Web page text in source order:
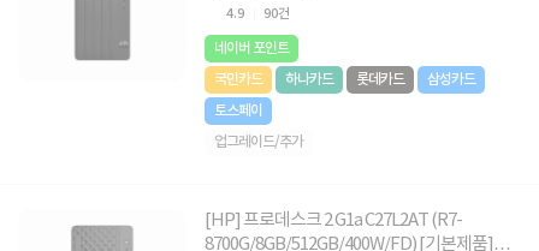
4.9 90건
네이버 포인트
국민카드
하나카드 롯데카드
삼성카드
토스페이
업그레이드/추가
[HP] 프로데스크 2 G1a C27L2AT (R7-
8700G/8GB/512GB/400W/FD) [기본제품]★